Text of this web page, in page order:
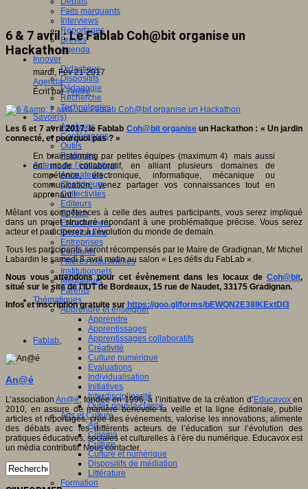
Faits marquants
Interviews
Reportages
Brèves
Agenda
Innover
Didactique
Dispositifs
Pédagogie
Recherche
Technologies
Savoir(s)
Analyses
Conférences
Outils
Pratiques
Acteurs de l'éducation
Animateurs
Chercheurs
Collectivités
Editeurs
EdTech
Encadrement
Enseignants
Entreprises
Etudiants
Filières industrielles
Institutionnels
Médiateurs
Parents
Thématiques
Apprendre et enseigner
Apprendre
Apprentissages
Apprentissages collaboratifs
Créativité
Culture numérique
Evaluations
Individualisation
Initiatives
Interdisciplinarité
Outils pour la classe
Arts et Culture
Art
Cinéma
Culture
Culture et numérique
Dispositifs de médiation
Littérature
Formation
6 & 7 avril : Le Fablab Coh@bit organise un
Hackathon
mardi, Fév 21 2017
Agenda
Écrit parAn@é
Les 6 et 7 avril 2017, le Fablab Coh@bit organiseun Hackathon : « Un jardin
connecté, et pourquoi pas ? »
En brainstorming par petites équipes (maximum 4) mais aussi
en mode collaboratif, en alliant plusieurs domaines de
compétence, électronique, informatique, mécanique ou
communication, venez partager vos connaissances tout en
apprenant !
Mêlant vos compétences à celle des autres participants, vous serez impliqué
dans un projet structuré répondant à une problématique précise. Vous serez
acteur et participerez à l’évolution du monde de demain.
Tous les participants seront récompensés par le Maire de Gradignan, Mr Michel
Labardin le samedi 8 avril matin au salon « Les défis du FabLab ».
Nous vous attendons pour cet évènement dans les locaux de Coh@bit,
situé sur le site de l’IUT de Bordeaux, 15 rue de Naudet, 33175 Gradignan.
Infos et inscription gratuite sur https://goo.gl/forms/bEWQN2E38IKExtDI3
Fablab,
An@é
L’associationAn@é, fondée en 1996, à l’initiative de la création d’ Educavoxen
2010, en assure de manière bénévole la veille et la ligne éditoriale, publie
articles et reportages, crée des événements, valorise les innovations, alimente
des débats avec les différents acteurs de l’éducation sur l’évolution des
pratiques éducatives, sociales et culturelles à l’ère du numérique. Educavox est
un média contributif. Nous contacter.